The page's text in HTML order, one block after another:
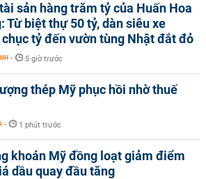
sản hàng trăm tỷ của Huấn Hoa
Từ biệt thự 50 tỷ, dàn siêu xe
chục tỷ đến vườn tùng Nhật đắt đỏ
- 5 giờ trước
thép Mỹ phục hồi nhờ thuế
- 1 phút trước
khoán Mỹ đồng loạt giảm điểm
dầu quay đầu tăng